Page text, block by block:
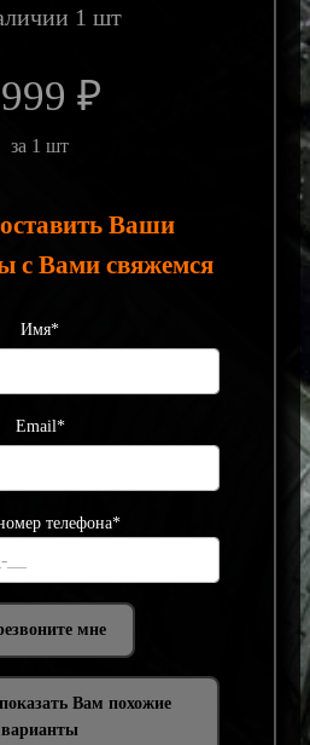
1 шт
₽
за 1 шт
Ваши
с Вами свяжемся
Имя*
Email*
телефона*
Вам похожие
варианты